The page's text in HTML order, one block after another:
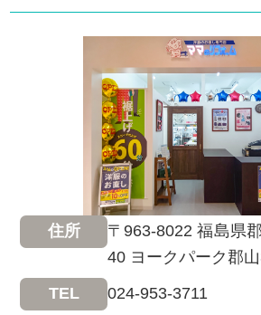
住所
〒963-8022 福島県
40 ヨークパーク郡
TEL 024-953-3711